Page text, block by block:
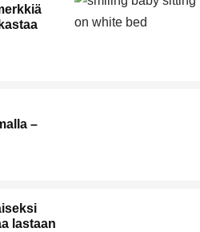
–
lastaan